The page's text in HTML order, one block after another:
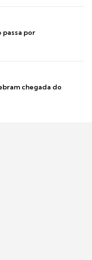
passa por
chegada do